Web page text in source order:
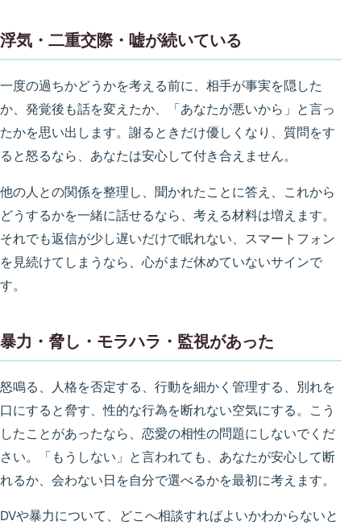
浮気・二重交際・嘘が続いている
一度の過ちかどうかを考える前に、相手が事実を隠した
か、発覚後も話を変えたか、「あなたが悪いから」と言っ
たかを思い出します。謝るときだけ優しくなり、質問をす
ると怒るなら、あなたは安心して付き合えません。
他の人との関係を整理し、聞かれたことに答え、これから
どうするかを一緒に話せるなら、考える材料は増えます。
それでも返信が少し遅いだけで眠れない、スマートフォン
を見続けてしまうなら、心がまだ休めていないサインで
す。
暴力・脅し・モラハラ・監視があった
怒鳴る、人格を否定する、行動を細かく管理する、別れを
口にすると脅す、性的な行為を断れない空気にする。こう
したことがあったなら、恋愛の相性の問題にしないでくだ
さい。「もうしない」と言われても、あなたが安心して断
れるか、会わない日を自分で選べるかを最初に考えます。
DVや暴力について、どこへ相談すればよいかわからないと